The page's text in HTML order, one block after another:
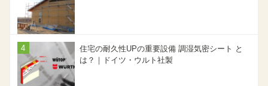
住宅の耐久性UPの重要設備 調湿気密シート と
は？｜ドイツ・ウルト社製